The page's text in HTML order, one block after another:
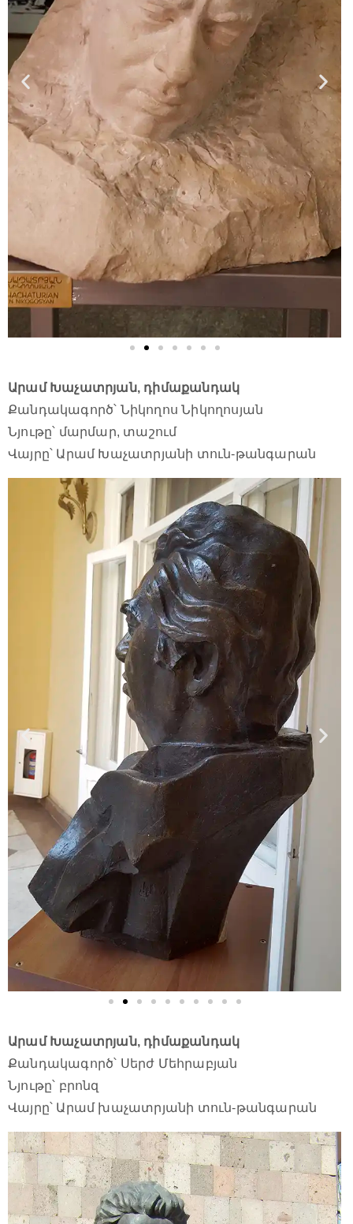
Արամ Խաչատրյան, դիմաքանդակ
Քանդակագործ՝ Նիկողոս Նիկողոսյան
Նյութը՝ մարմար, տաշում
Վայրը՝ Արամ Խաչատրյանի տուն-թանգարան
Արամ Խաչատրյան, դիմաքանդակ
Քանդակագործ՝ Սերժ Մեհրաբյան
Նյութը՝ բրոնզ
Վայրը՝ Արամ խաչատրյանի տուն-թանգարան